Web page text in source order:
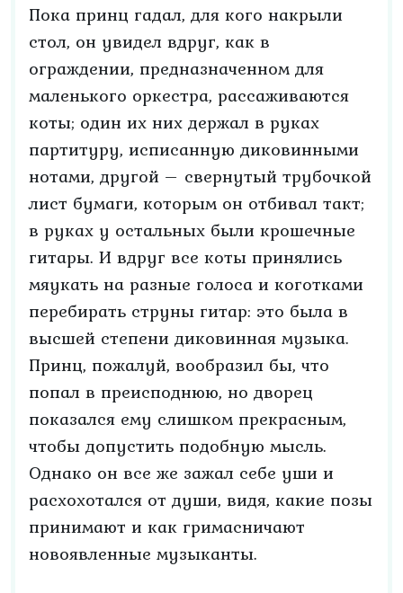
Пока принц гадал, для кого накрыли
стол, он увидел вдруг, как в
ограждении, предназначенном для
маленького оркестра, рассаживаются
коты; один их них держал в руках
партитуру, исписанную диковинными
нотами, другой – свернутый трубочкой
лист бумаги, которым он отбивал такт;
в руках у остальных были крошечные
гитары. И вдруг все коты принялись
мяукать на разные голоса и коготками
перебирать струны гитар: это была в
высшей степени диковинная музыка.
Принц, пожалуй, вообразил бы, что
попал в преисподнюю, но дворец
показался ему слишком прекрасным,
чтобы допустить подобную мысль.
Однако он все же зажал себе уши и
расхохотался от души, видя, какие позы
принимают и как гримасничают
новоявленные музыканты.